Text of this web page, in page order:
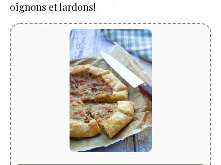
oignons et lardons!